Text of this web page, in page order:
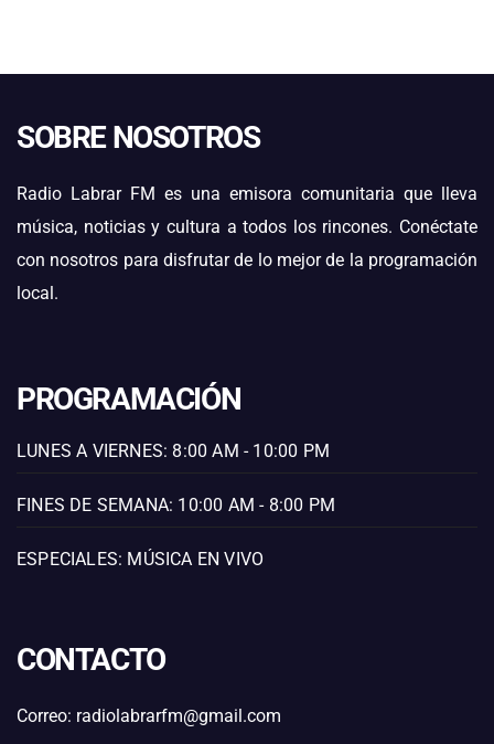
SOBRE NOSOTROS
Radio Labrar FM es una emisora comunitaria que lleva
música, noticias y cultura a todos los rincones. Conéctate
con nosotros para disfrutar de lo mejor de la programación
local.
PROGRAMACIÓN
LUNES A VIERNES: 8:00 AM - 10:00 PM
FINES DE SEMANA: 10:00 AM - 8:00 PM
ESPECIALES: MÚSICA EN VIVO
CONTACTO
Correo: radiolabrarfm@gmail.com